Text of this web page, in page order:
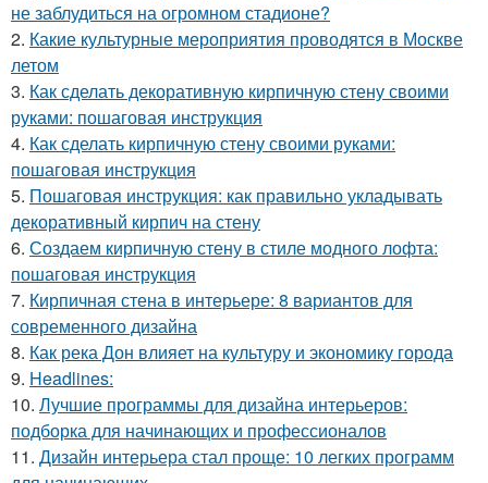
не заблудиться на огромном стадионе?
2. Какие культурные мероприятия проводятся в Москве
летом
3. Как сделать декоративную кирпичную стену своими
руками: пошаговая инструкция
4. Как сделать кирпичную стену своими руками:
пошаговая инструкция
5. Пошаговая инструкция: как правильно укладывать
декоративный кирпич на стену
6. Создаем кирпичную стену в стиле модного лофта:
пошаговая инструкция
7. Кирпичная стена в интерьере: 8 вариантов для
современного дизайна
8. Как река Дон влияет на культуру и экономику города
9. Headlines:
10. Лучшие программы для дизайна интерьеров:
подборка для начинающих и профессионалов
11. Дизайн интерьера стал проще: 10 легких программ